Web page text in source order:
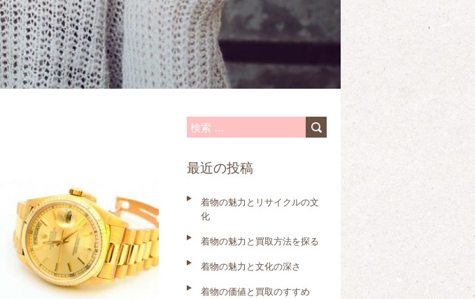
検
:最近の投稿
着物の魅力とリサイクルの文
化
着物の魅力と買取方法を探る
着物の魅力と文化の深さ
着物の価値と買取のすすめ